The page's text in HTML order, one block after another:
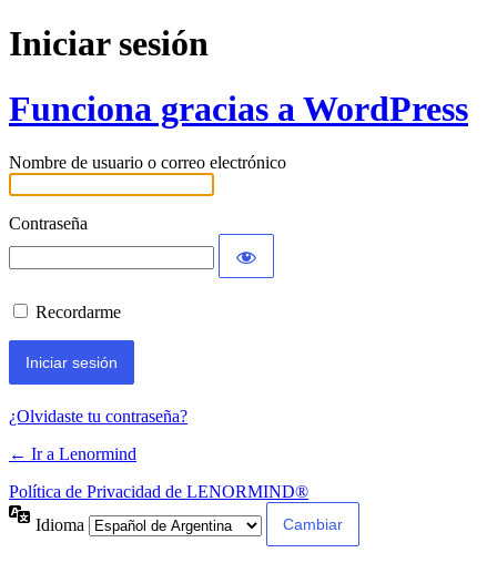
Iniciar sesión
Funciona gracias a WordPress
Nombre de usuario o correo electrónico
Contraseña
Recordarme
¿Olvidaste tu contraseña?
← Ir a Lenormind
Política de Privacidad de LENORMIND®
Idioma